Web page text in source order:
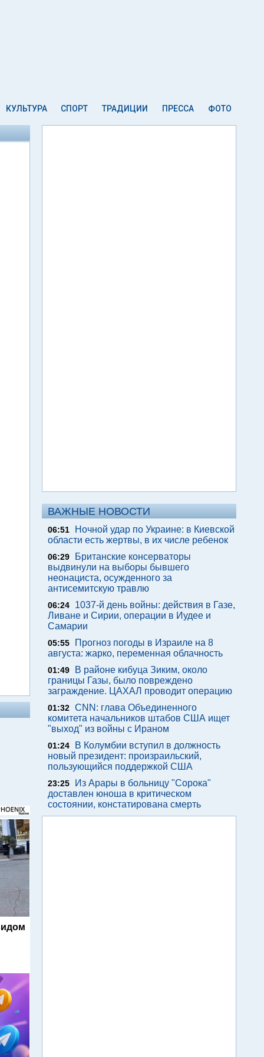
КУЛЬТУРА СПОРТ ТРАДИЦИИ ПРЕССА ФОТО
ВАЖНЫЕ НОВОСТИ
06:51
Ночной удар по Украине: в Киевской
области есть жертвы, в их числе ребенок
06:29
Британские консерваторы
выдвинули на выборы бывшего
неонациста, осужденного за
антисемитскую травлю
06:24
1037-й день войны: действия в Газе,
Ливане и Сирии, операции в Иудее и
Самарии
05:55
Прогноз погоды в Израиле на 8
августа: жарко, переменная облачность
01:49
В районе кибуца Зиким, около
границы Газы, было повреждено
заграждение. ЦАХАЛ проводит операцию
01:32 CNN: глава Объединенного
комитета начальников штабов США ищет
"выход" из войны с Ираном
01:24
В Колумбии вступил в должность
новый президент: произраильский,
пользующийся поддержкой США
23:25
Из Арары в больницу "Сорока"
доставлен юноша в критическом
состоянии, констатирована смерть